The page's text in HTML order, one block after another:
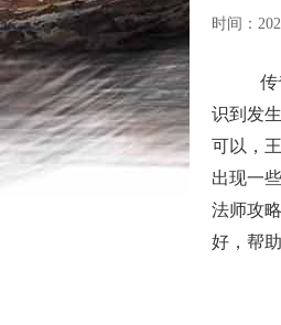
时间：
传
识到发
可以，
出现一
法师攻
好，帮